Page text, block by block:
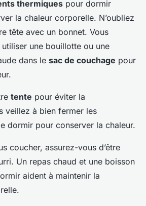
thermiques pour dormir
la chaleur corporelle. N’oubliez
tête avec un bonnet. Vous
une bouillotte ou une
dans le sac de couchage pour
tente pour éviter la
veillez à bien fermer les
dormir pour conserver la chaleur.
coucher, assurez-vous d’être
Un repas chaud et une boisson
aident à maintenir la